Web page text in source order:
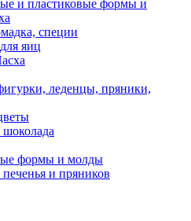
и пластиковые формы и
специи
яиц
леденцы, пряники,
формы и молды
и пряников